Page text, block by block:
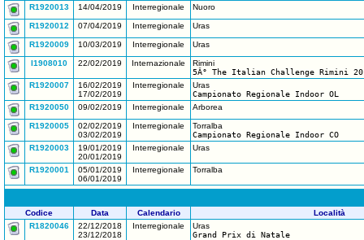
R1920013 14/04/2019 Interregionale Nuoro
R1920012 07/04/2019 Interregionale Uras
R1920009 10/03/2019 Interregionale Uras
I1908010 22/02/2019 Internazionale
Rimini
5Â° The Italian Challenge Rimini
R1920007
16/02/2019
17/02/2019
Interregionale
Uras
Campionato Regionale Indoor OL
R1920050
09/02/2019 Interregionale Arborea
R1920005
02/02/2019
03/02/2019
Interregionale
Torralba
Campionato Regionale Indoor CO
R1920003
19/01/2019
20/01/2019
Interregionale Uras
R1920001
05/01/2019
06/01/2019
Interregionale Torralba
Codice Data Calendario
Località
R1820046
22/12/2018
23/12/2018
Interregionale
Uras
Grand Prix di Natale